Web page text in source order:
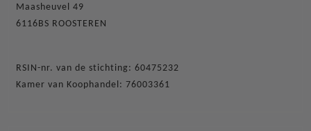
Maasheuvel 49
6116BS ROOSTEREN
RSIN-nr. van de stichting: 60475232
Kamer van Koophandel: 76003361